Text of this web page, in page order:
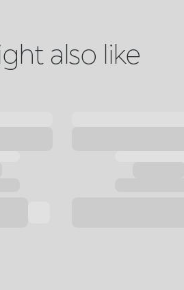
also like